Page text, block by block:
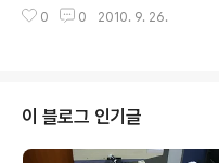
분에 거름지를 넣고 구조물을 조립한
는 관계로 게다가 가격대도 포니와는
상마다 차이가 있었지만 중간5단위
서 좋았습니다. 원래 운동화를 한켤레
컨버스하이 아이보리색을 사려고 했
0 0 2010. 9. 26.
이 블로그 인기글